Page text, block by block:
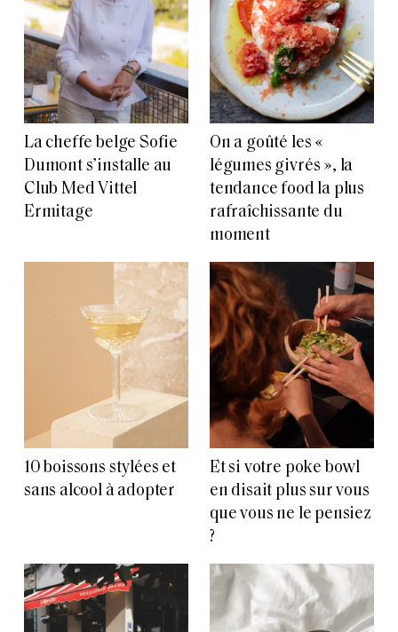
La cheffe belge Sofie
Dumont s’installe au
Club Med Vittel
Ermitage
On a goûté les «
légumes givrés », la
tendance food la plus
rafraîchissante du
moment
10 boissons stylées et
sans alcool à adopter
Et si votre poke bowl
en disait plus sur vous
que vous ne le pensiez
?